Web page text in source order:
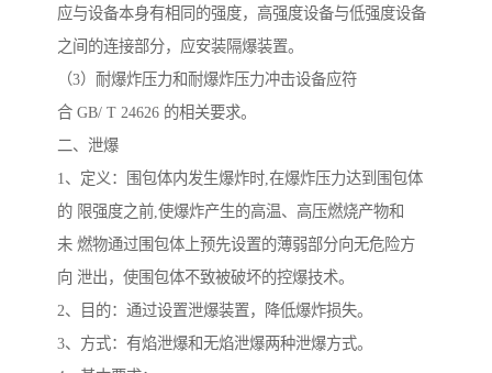
应与设备本身有相同的强度，高强度设备与低强度设备
之间的连接部分，应安装隔爆装置。
（3）耐爆炸压力和耐爆炸压力冲击设备应符
合 GB/ T 24626 的相关要求。
二、泄爆
1、定义：围包体内发生爆炸时,在爆炸压力达到围包体
的 限强度之前,使爆炸产生的高温、高压燃烧产物和
未 燃物通过围包体上预先设置的薄弱部分向无危险方
向 泄出，使围包体不致被破坏的控爆技术。
2、目的：通过设置泄爆装置，降低爆炸损失。
3、方式：有焰泄爆和无焰泄爆两种泄爆方式。